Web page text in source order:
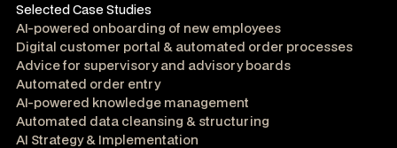
Selected Case Studies
AI-powered onboarding of new employees
Digital customer portal & automated order processes
Advice for supervisory and advisory boards
Automated order entry
AI-powered knowledge management
Automated data cleansing & structuring
AI Strategy & Implementation